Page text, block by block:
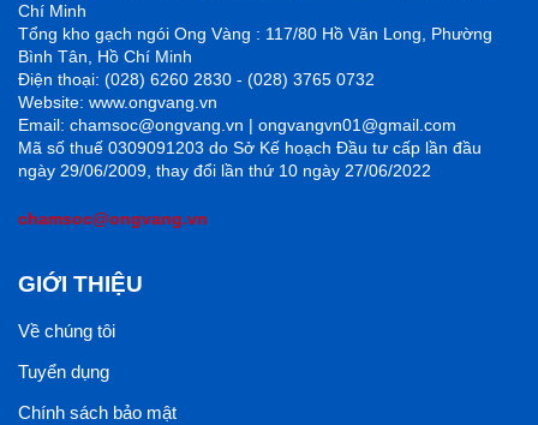
Chí Minh
Tổng kho gạch ngói Ong Vàng : 117/80 Hồ Văn Long, Phường
Bình Tân, Hồ Chí Minh
Điện thoại: (028) 6260 2830 - (028) 3765 0732
Website: www.ongvang.vn
Email: chamsoc@ongvang.vn | ongvangvn01@gmail.com
Mã số thuế 0309091203 do Sở Kế hoạch Đầu tư cấp lần đầu
ngày 29/06/2009, thay đổi lần thứ 10 ngày 27/06/2022
chamsoc@ongvang.vn
GIỚI THIỆU
Về chúng tôi
Tuyển dụng
Chính sách bảo mật